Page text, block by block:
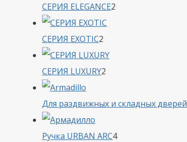
СЕРИЯ ELEGANCE2
СЕРИЯ EXOTIC2
товара
СЕРИЯ LUXURY2
Для раздвижных и складных дверей
Ручка URBAN ARC44